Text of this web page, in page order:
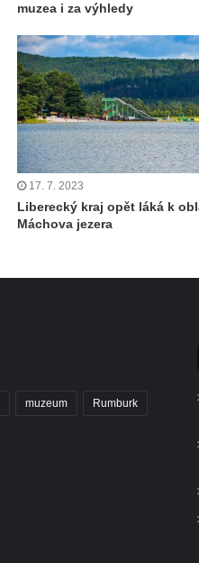
muzea i za výhledy
17. 7. 2023
Liberecký kraj opět láká k
Máchova jezera
muzeum Rumburk